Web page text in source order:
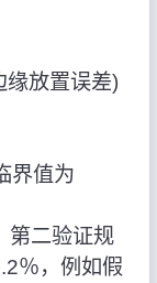
放置误差)
界值为
第二验证规
％，例如假